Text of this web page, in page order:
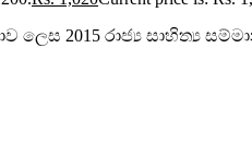
2015 රාජ්‍ය සාහිත්‍ය